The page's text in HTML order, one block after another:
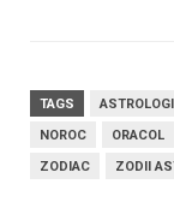
TAGS
NOROC
ORACOL
ZODIAC
ZODII